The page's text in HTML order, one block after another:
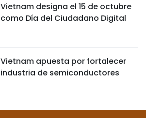
Vietnam designa el 15 de octubre
como Día del Ciudadano Digital
Vietnam apuesta por fortalecer
industria de semiconductores